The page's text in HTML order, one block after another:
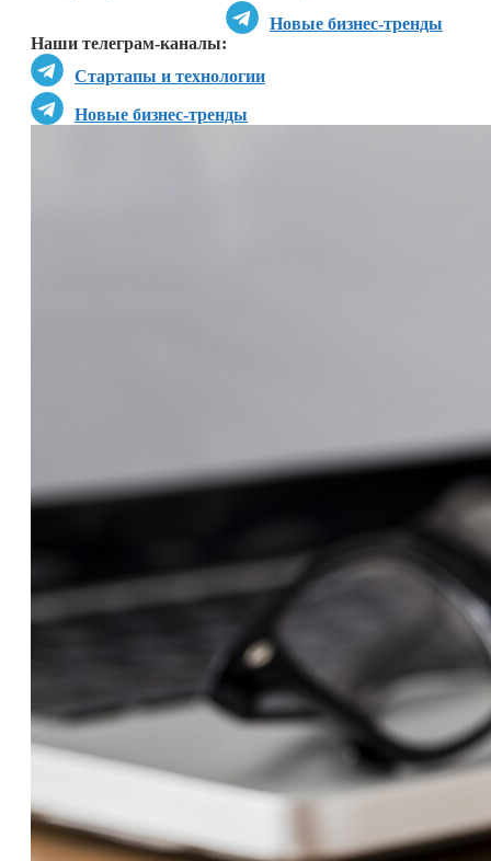
Новые бизнес-тренды
Наши телеграм-каналы:
Стартапы и технологии
Новые бизнес-тренды